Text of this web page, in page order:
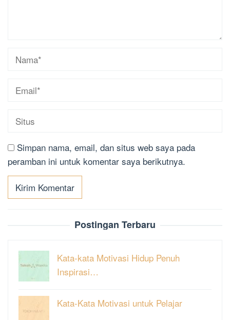
Simpan nama, email, dan situs web saya pada
peramban ini untuk komentar saya berikutnya.
Postingan Terbaru
Kata-kata Motivasi Hidup Penuh
Inspirasi…
Kata-Kata Motivasi untuk Pelajar